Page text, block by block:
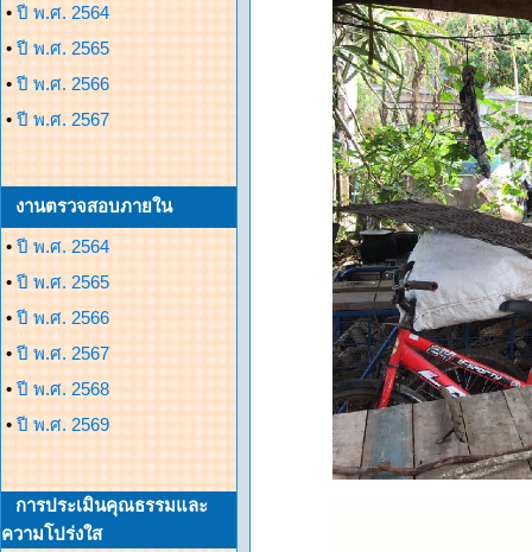
• ปี พ.ศ. 2564
• ปี พ.ศ. 2565
• ปี พ.ศ. 2566
• ปี พ.ศ. 2567
งานตรวจสอบภายใน
• ปี พ.ศ. 2564
• ปี พ.ศ. 2565
• ปี พ.ศ. 2566
• ปี พ.ศ. 2567
• ปี พ.ศ. 2568
• ปี พ.ศ. 2569
การประเมินคุณธรรมและ
ความโปร่งใส